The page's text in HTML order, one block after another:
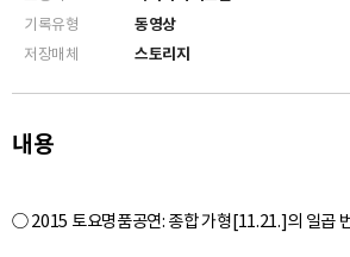
기록유형
동영상
저장매체
스토리지
내용
○ 2015 토요명품공연: 종합 가형[11.21.]의 일곱